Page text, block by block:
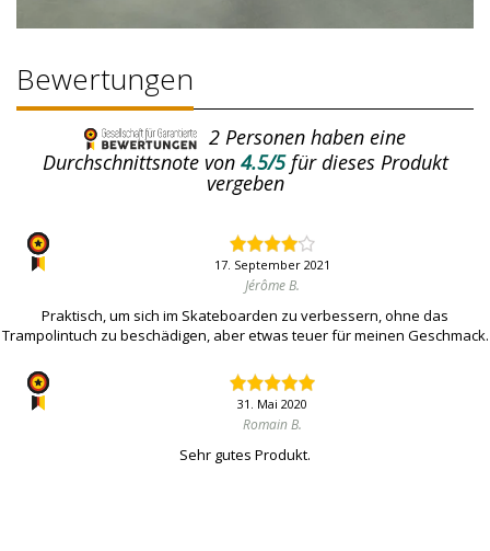
Bewertungen
2 Personen haben eine
Durchschnittsnote von4.5/5für dieses Produkt
vergeben
17. September 2021
Jérôme B.
Praktisch, um sich im Skateboarden zu verbessern, ohne das
Trampolintuch zu beschädigen, aber etwas teuer für meinen Geschmack.
31. Mai 2020
Romain B.
Sehr gutes Produkt.